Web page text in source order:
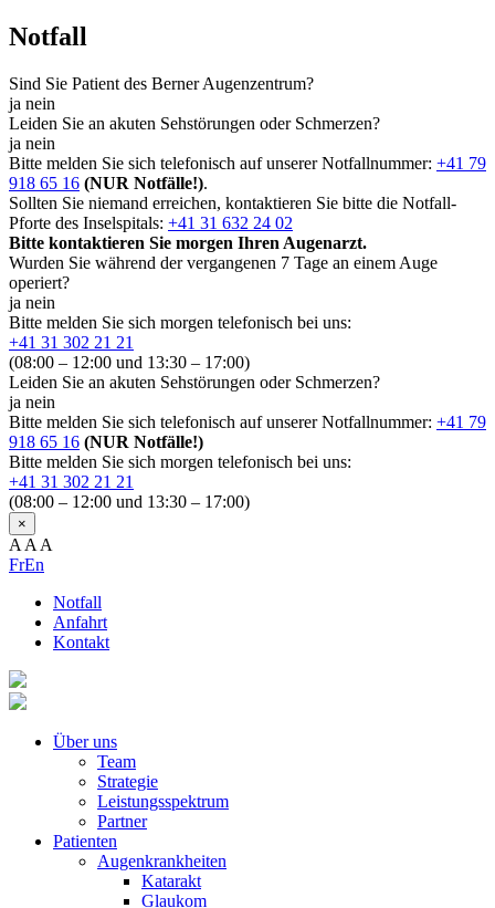
Notfall
Sind Sie Patient des Berner Augenzentrum?
ja nein
Leiden Sie an akuten Sehstörungen oder Schmerzen?
ja nein
Bitte melden Sie sich telefonisch auf unserer Notfallnummer: +41 79
918 65 16 (NUR Notfälle!).
Sollten Sie niemand erreichen, kontaktieren Sie bitte die Notfall-
Pforte des Inselspitals: +41 31 632 24 02
Bitte kontaktieren Sie morgen Ihren Augenarzt.
Wurden Sie während der vergangenen 7 Tage an einem Auge
operiert?
ja nein
Bitte melden Sie sich morgen telefonisch bei uns:
+41 31 302 21 21
(08:00 – 12:00 und 13:30 – 17:00)
Leiden Sie an akuten Sehstörungen oder Schmerzen?
ja nein
Bitte melden Sie sich telefonisch auf unserer Notfallnummer: +41 79
918 65 16 (NUR Notfälle!)
Bitte melden Sie sich morgen telefonisch bei uns:
+41 31 302 21 21
(08:00 – 12:00 und 13:30 – 17:00)
×
A A A
FrEn
Notfall
Anfahrt
Kontakt
Über uns
Team
Strategie
Leistungsspektrum
Partner
Patienten
Augenkrankheiten
Katarakt
Glaukom